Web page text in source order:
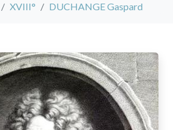
XVIII° DUCHANGE Gaspard